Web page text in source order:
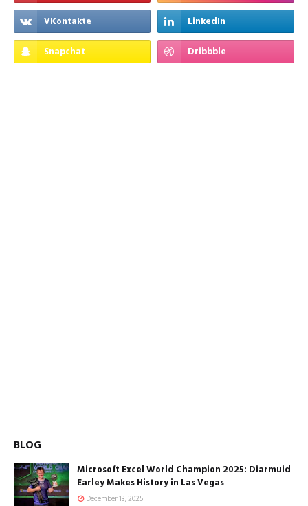
BLOG
Microsoft Excel World Champion 2025: Diarmuid
Earley Makes History in Las Vegas
December 13, 2025